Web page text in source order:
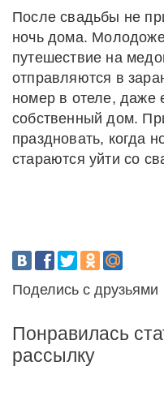
После свадьбы не
ночь дома.
путешествие на
отправляются в
номер в отеле, даже
собственный дом.
праздновать, когда
стараются уйти со
Поделись с друзьями
Понравилась
рассылку